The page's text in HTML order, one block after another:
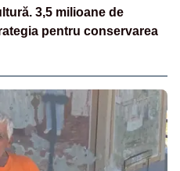
3,5 milioane de
pentru conservarea